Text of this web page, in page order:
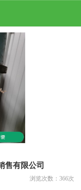
售有限公司
浏览次数： 366次